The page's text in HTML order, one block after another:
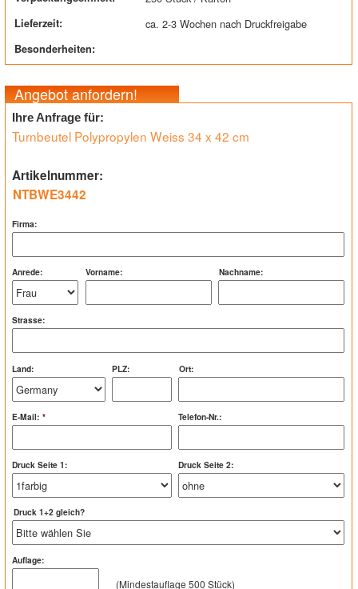
Lieferzeit: ca. 2-3 Wochen nach Druckfreigabe
Besonderheiten:
Angebot anfordern!
Ihre Anfrage für:
Artikelnummer:
Firma:
Anrede: Vorname: Nachname:
Strasse:
Land: PLZ: Ort:
E-Mail: * Telefon-Nr.:
Druck Seite 1: Druck Seite 2:
Druck 1+2 gleich?
Auflage:
(Mindestauflage 500 Stück)